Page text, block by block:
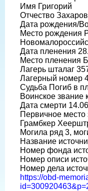
Имя Григорий
Отчество
Дата рождения/
Место рождения
Дата пленения
Место пленения
Лагерь шталаг
Лагерный номер
Судьба Погиб в
Воинское звание
Дата смерти
Первичное
Грамбкер
Могила ряд 3,
Название
Номер фонда
Номер описи
Номер дела
https://obd-